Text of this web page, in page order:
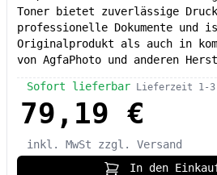
Toner bietet zuverlässige
professionelle Dokumente und
Originalprodukt als auch in
von AgfaPhoto und anderen
Sofort lieferbar Lieferzeit 1-3
79,19 €
inkl. MwSt
zzgl. Versand
In den